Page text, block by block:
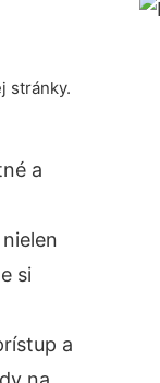
stránky.
a
si
a